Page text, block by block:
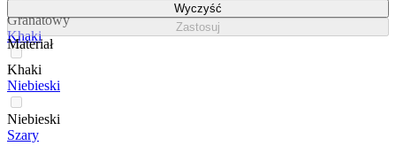
Granatowy
Khaki
Khaki
Niebieski
Niebieski
Szary
Wyczyść
Zastosuj
Materiał